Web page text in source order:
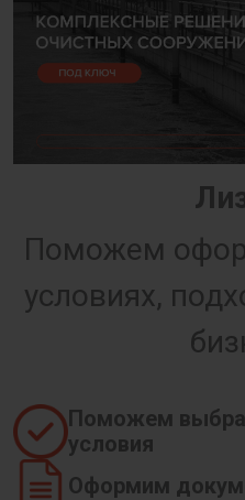
Поможем
условиях,
Поможем
условия
Оформим